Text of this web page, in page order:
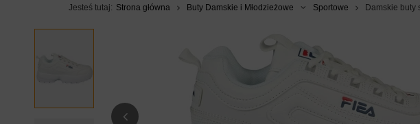
Jesteś tutaj: Strona główna Buty Damskie i Młodzieżowe Sportowe Damskie buty